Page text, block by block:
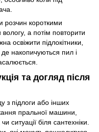
розчин короткими
а потім повторити
освіжити підлокітники,
накопичуються пил і
та догляд після
з підлоги або інших
пральної машини,
ситуації біля сантехніки.